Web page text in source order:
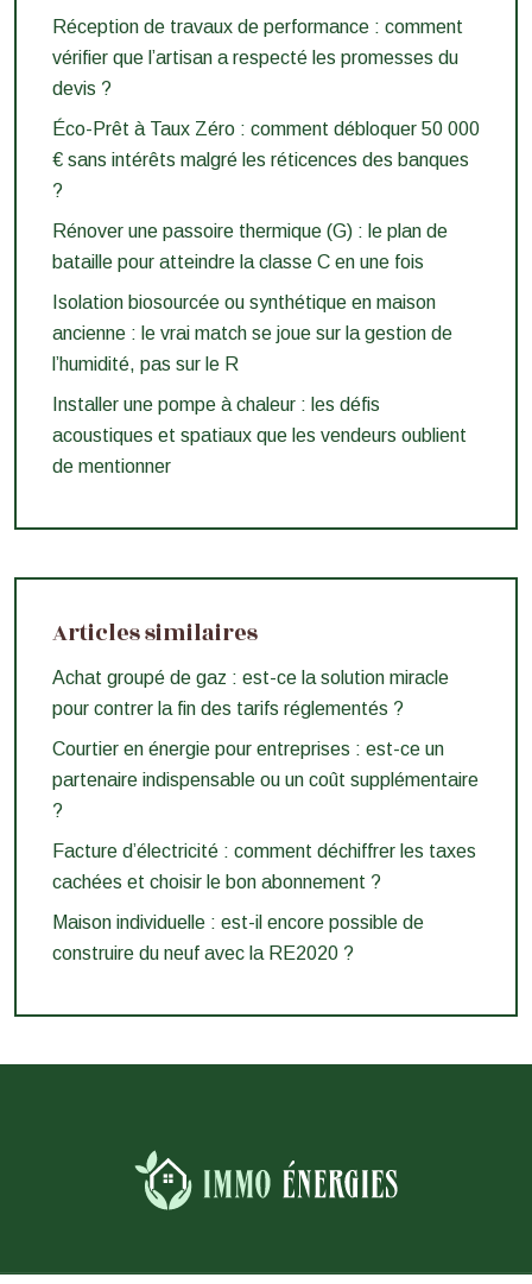
Réception de travaux de performance : comment
vérifier que l’artisan a respecté les promesses du
devis ?
Éco-Prêt à Taux Zéro : comment débloquer 50 000
€ sans intérêts malgré les réticences des banques
?
Rénover une passoire thermique (G) : le plan de
bataille pour atteindre la classe C en une fois
Isolation biosourcée ou synthétique en maison
ancienne : le vrai match se joue sur la gestion de
l’humidité, pas sur le R
Installer une pompe à chaleur : les défis
acoustiques et spatiaux que les vendeurs oublient
de mentionner
Articles similaires
Achat groupé de gaz : est-ce la solution miracle
pour contrer la fin des tarifs réglementés ?
Courtier en énergie pour entreprises : est-ce un
partenaire indispensable ou un coût supplémentaire
?
Facture d’électricité : comment déchiffrer les taxes
cachées et choisir le bon abonnement ?
Maison individuelle : est-il encore possible de
construire du neuf avec la RE2020 ?